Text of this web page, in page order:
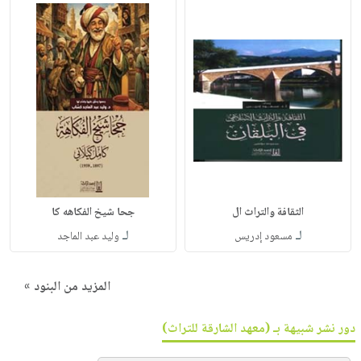
الثقافة والتراث ال
لـ مسعود إدريس
جحا شيخ الفكاهه كا
لـ وليد عبد الماجد
المزيد من البنود »
دور نشر شبيهة بـ (معهد الشارقة للتراث)